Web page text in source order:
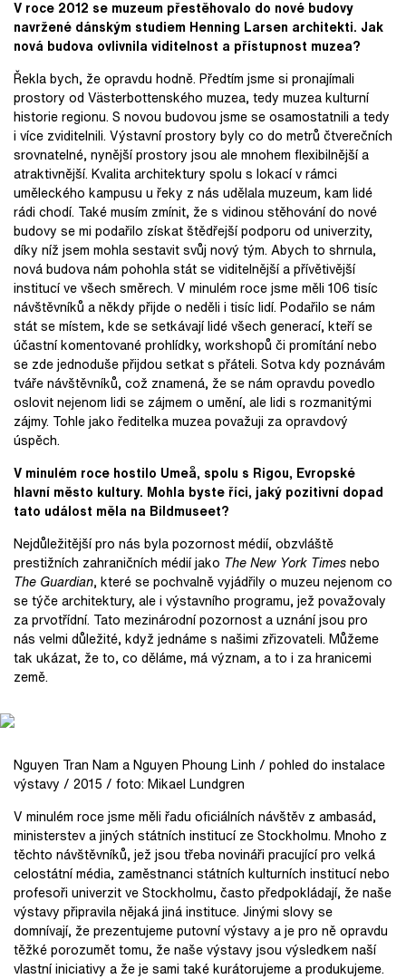
V roce 2012 se muzeum přestěhovalo do nové budovy
navržené dánským studiem Henning Larsen architekti. Jak
nová budova ovlivnila viditelnost a přístupnost muzea?
Řekla bych, že opravdu hodně. Předtím jsme si pronajímali
prostory od Västerbottenského muzea, tedy muzea kulturní
historie regionu. S novou budovou jsme se osamostatnili a tedy
i více zviditelnili. Výstavní prostory byly co do metrů čtverečních
srovnatelné, nynější prostory jsou ale mnohem flexibilnější a
atraktivnější. Kvalita architektury spolu s lokací v rámci
uměleckého kampusu u řeky z nás udělala muzeum, kam lidé
rádi chodí. Také musím zmínit, že s vidinou stěhování do nové
budovy se mi podařilo získat štědřejší podporu od univerzity,
díky níž jsem mohla sestavit svůj nový tým. Abych to shrnula,
nová budova nám pohohla stát se viditelnější a přívětivější
institucí ve všech směrech. V minulém roce jsme měli 106 tisíc
návštěvníků a někdy přijde o neděli i tisíc lidí. Podařilo se nám
stát se místem, kde se setkávají lidé všech generací, kteří se
účastní komentované prohlídky, workshopů či promítání nebo
se zde jednoduše přijdou setkat s přáteli. Sotva kdy poznávám
tváře návštěvníků, což znamená, že se nám opravdu povedlo
oslovit nejenom lidi se zájmem o umění, ale lidi s rozmanitými
zájmy. Tohle jako ředitelka muzea považuji za opravdový
úspěch.
V minulém roce hostilo Umeå, spolu s Rigou, Evropské
hlavní město kultury. Mohla byste říci, jaký pozitivní dopad
tato událost měla na Bildmuseet?
Nejdůležitější pro nás byla pozornost médií, obzvláště
prestižních zahraničních médií jako The New York Timesnebo
The Guardian, které se pochvalně vyjádřily o muzeu nejenom co
se týče architektury, ale i výstavního programu, jež považovaly
za prvotřídní. Tato mezinárodní pozornost a uznání jsou pro
nás velmi důležité, když jednáme s našimi zřizovateli. Můžeme
tak ukázat, že to, co děláme, má význam, a to i za hranicemi
země.
Nguyen Tran Nam a Nguyen Phoung Linh / pohled do instalace
výstavy / 2015 / foto: Mikael Lundgren
V minulém roce jsme měli řadu oficiálních návštěv z ambasád,
ministerstev a jiných státních institucí ze Stockholmu. Mnoho z
těchto návštěvníků, jež jsou třeba novináři pracující pro velká
celostátní média, zaměstnanci státních kulturních institucí nebo
profesoři univerzit ve Stockholmu, často předpokládají, že naše
výstavy připravila nějaká jiná instituce. Jinými slovy se
domnívají, že prezentujeme putovní výstavy a je pro ně opravdu
těžké porozumět tomu, že naše výstavy jsou výsledkem naší
vlastní iniciativy a že je sami také kurátorujeme a produkujeme.